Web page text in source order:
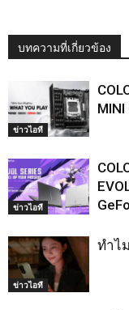
บทความที่เกี่ยวข้อง
ข่าวไอที
MINI
ข่าวไอที
ข่าวไอที
ทำไ